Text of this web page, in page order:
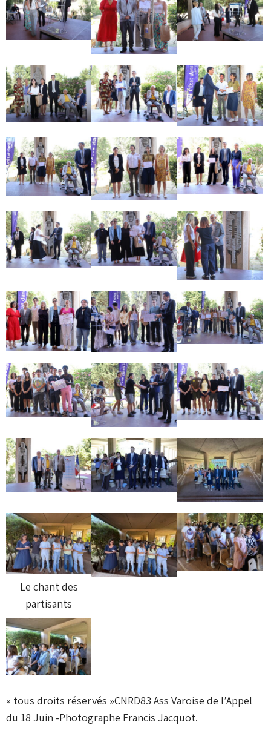
Le chant des
partisants
« tous droits réservés »CNRD83 Ass Varoise de l’Appel
du 18 Juin -Photographe Francis Jacquot.